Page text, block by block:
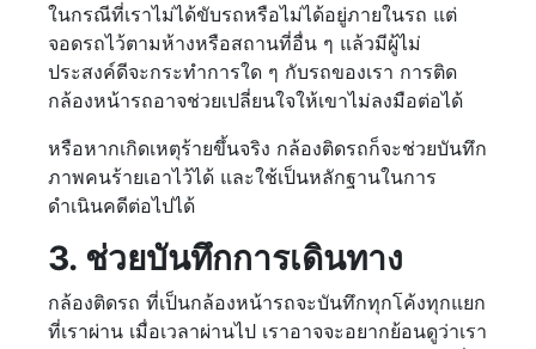
ในกรณีที่เราไม่ได้ขับรถหรือไม่ได้อยู่ภายในรถ แต่
จอดรถไว้ตามห้างหรือสถานที่อื่น ๆ แล้วมีผู้ไม่
ประสงค์ดีจะกระทำการใด ๆ กับรถของเรา การติด
กล้องหน้ารถอาจช่วยเปลี่ยนใจให้เขาไม่ลงมือต่อได้
หรือหากเกิดเหตุร้ายขึ้นจริง กล้องติดรถก็จะช่วยบันทึก
ภาพคนร้ายเอาไว้ได้ และใช้เป็นหลักฐานในการ
ดำเนินคดีต่อไปได้
3. ช่วยบันทึกการเดินทาง
กล้องติดรถ ที่เป็นกล้องหน้ารถจะบันทึกทุกโค้งทุกแยก
ที่เราผ่าน เมื่อเวลาผ่านไป เราอาจจะอยากย้อนดูว่าเรา